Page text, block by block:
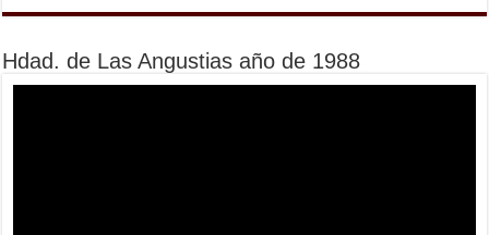
Hdad. de Las Angustias año de 1988